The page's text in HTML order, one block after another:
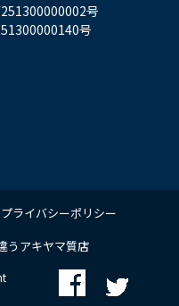
号
号
プライバシーポリシー
うアキヤマ質店